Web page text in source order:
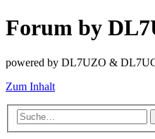
Forum by
powered by DL7UZO &
Zum Inhalt